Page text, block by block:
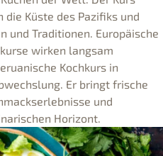
Küste des Pazifiks und
und Traditionen. Europäische
wirken langsam
Kochkurs in
Er bringt frische
und
Horizont.